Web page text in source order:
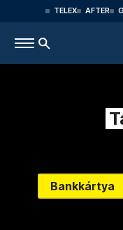
TELEX AFTER
Bankkártya